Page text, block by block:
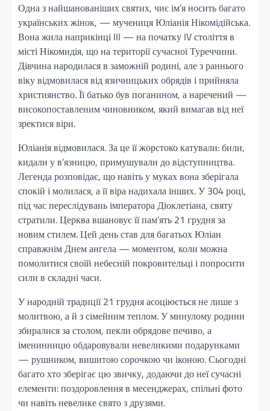
Одна з найшанованіших святих, чиє ім’я носить багато
українських жінок, — мучениця Юліанія Нікомідійська.
Вона жила наприкінці III — на початку IV століття в
місті Нікомидія, що на території сучасної Туреччини.
Дівчина народилася в заможній родині, але з раннього
віку відмовилася від язичницьких обрядів і прийняла
християнство. Її батько був поганином, а наречений —
високопоставленим чиновником, який вимагав від неї
зректися віри.
Юліанія відмовилася. За це її жорстоко катували: били,
кидали у в’язницю, примушували до відступництва.
Легенда розповідає, що навіть у муках вона зберігала
спокій і молилася, а її віра надихала інших. У 304 році,
під час переслідувань імператора Діоклетіана, святу
стратили. Церква вшановує її пам’ять 21 грудня за
новим стилем. Цей день став для багатьох Юліан
справжнім Днем ангела — моментом, коли можна
помолитися своїй небесній покровительці і попросити
сили в складні часи.
У народній традиції 21 грудня асоціюється не лише з
молитвою, а й з сімейним теплом. У минулому родини
збиралися за столом, пекли обрядове печиво, а
іменинницю обдаровували невеликими подарунками
— рушником, вишитою сорочкою чи іконою. Сьогодні
багато хто зберігає цю звичку, додаючи до неї сучасні
елементи: поздоровлення в месенджерах, спільні фото
чи навіть невелике свято з друзями.